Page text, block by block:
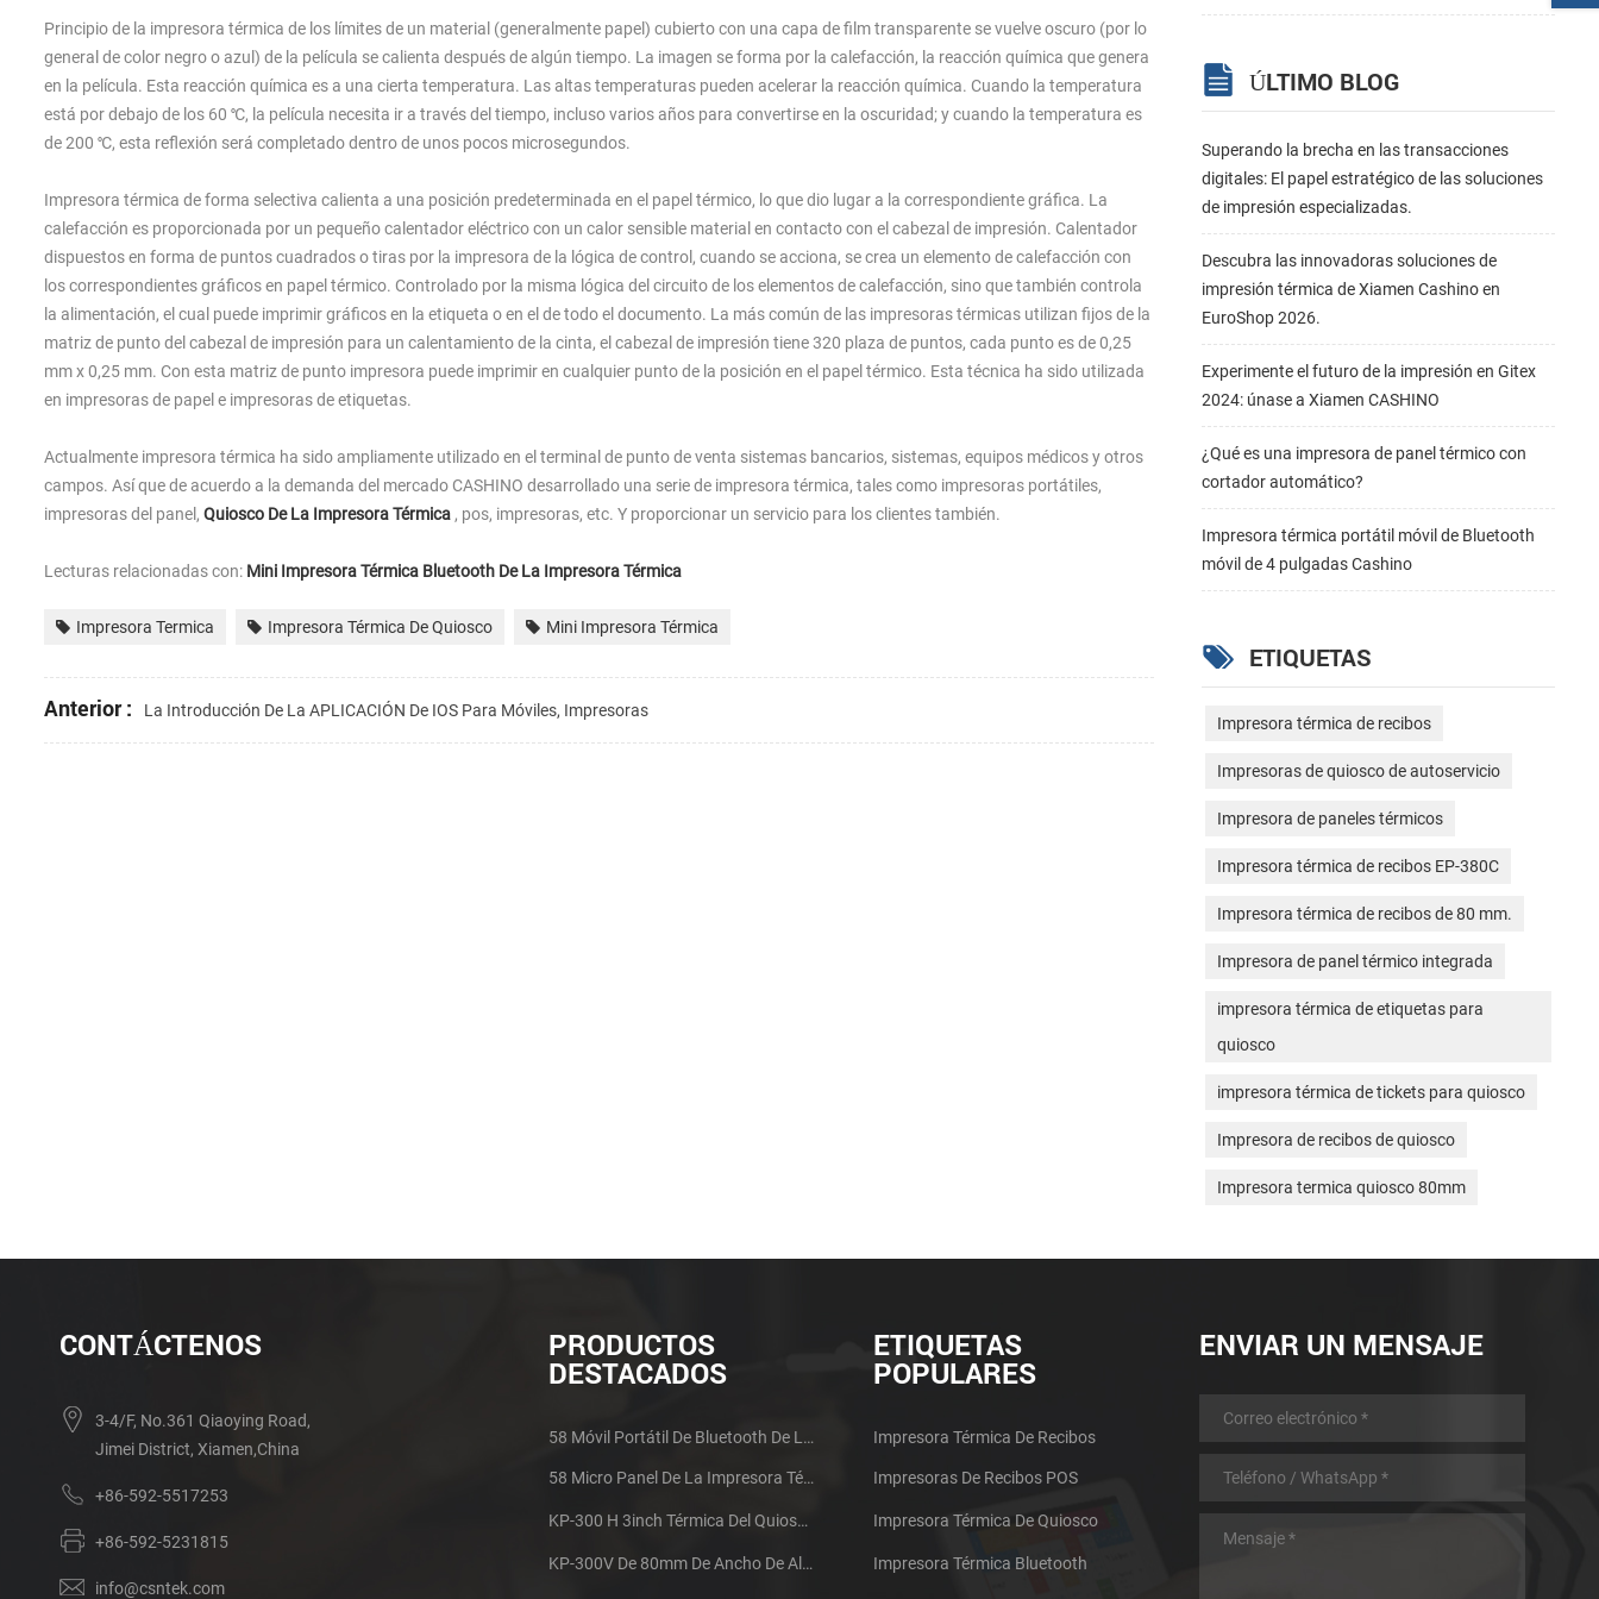
Principio de la impresora térmica de los límites de un material (generalmente papel) cubierto con una capa de film transparente se vuelve oscuro (por lo
general de color negro o azul) de la película se calienta después de algún tiempo. La imagen se forma por la calefacción, la reacción química que genera
en la película. Esta reacción química es a una cierta temperatura. Las altas temperaturas pueden acelerar la reacción química. Cuando la temperatura
está por debajo de los 60 ℃, la película necesita ir a través del tiempo, incluso varios años para convertirse en la oscuridad; y cuando la temperatura es
de 200 ℃, esta reflexión será completado dentro de unos pocos microsegundos.
Impresora térmica de forma selectiva calienta a una posición predeterminada en el papel térmico, lo que dio lugar a la correspondiente gráfica. La
calefacción es proporcionada por un pequeño calentador eléctrico con un calor sensible material en contacto con el cabezal de impresión. Calentador
dispuestos en forma de puntos cuadrados o tiras por la impresora de la lógica de control, cuando se acciona, se crea un elemento de calefacción con
los correspondientes gráficos en papel térmico. Controlado por la misma lógica del circuito de los elementos de calefacción, sino que también controla
la alimentación, el cual puede imprimir gráficos en la etiqueta o en el de todo el documento. La más común de las impresoras térmicas utilizan fijos de la
matriz de punto del cabezal de impresión para un calentamiento de la cinta, el cabezal de impresión tiene 320 plaza de puntos, cada punto es de 0,25
mm x 0,25 mm. Con esta matriz de punto impresora puede imprimir en cualquier punto de la posición en el papel térmico. Esta técnica ha sido utilizada
en impresoras de papel e impresoras de etiquetas.
Actualmente impresora térmica ha sido ampliamente utilizado en el terminal de punto de venta sistemas bancarios, sistemas, equipos médicos y otros
campos. Así que de acuerdo a la demanda del mercado CASHINO desarrollado una serie de impresora térmica, tales como impresoras portátiles,
impresoras del panel, Quiosco De La Impresora Térmica , pos, impresoras, etc. Y proporcionar un servicio para los clientes también.
Lecturas relacionadas con: Mini Impresora Térmica Bluetooth De La Impresora Térmica
Impresora Termica Impresora Térmica De Quiosco Mini Impresora Térmica
Anterior : La Introducción De La APLICACIÓN De IOS Para Móviles, Impresoras
ÚLTIMO BLOG
Superando la brecha en las transacciones
digitales: El papel estratégico de las soluciones
de impresión especializadas.
Descubra las innovadoras soluciones de
impresión térmica de Xiamen Cashino en
EuroShop 2026.
Experimente el futuro de la impresión en Gitex
2024: únase a Xiamen CASHINO
¿Qué es una impresora de panel térmico con
cortador automático?
Impresora térmica portátil móvil de Bluetooth
móvil de 4 pulgadas Cashino
ETIQUETAS
Impresora térmica de recibos
Impresoras de quiosco de autoservicio
Impresora de paneles térmicos
Impresora térmica de recibos EP-380C
Impresora térmica de recibos de 80 mm.
Impresora de panel térmico integrada
impresora térmica de etiquetas para
quiosco
impresora térmica de tickets para quiosco
Impresora de recibos de quiosco
Impresora termica quiosco 80mm
CONTÁCTENOS
3-4/F, No.361 Qiaoying Road,
Jimei District, Xiamen,China
+86-592-5517253
+86-592-5231815
info@csntek.com
PRODUCTOS
DESTACADOS
58 Móvil Portátil De Bluetooth De La Impresora Térmica De PTP-II
58 Micro Panel De La Impresora Térmica De Recibos CSN-A1
KP-300 H 3inch Térmica Del Quiosco De La Impresora Módulo De
KP-300V De 80mm De Ancho De Alta Velocidad De La Impresora Térmica Del Quiosco
ETIQUETAS
POPULARES
Impresora Térmica De Recibos
Impresoras De Recibos POS
Impresora Térmica De Quiosco
Impresora Térmica Bluetooth
ENVIAR UN MENSAJE